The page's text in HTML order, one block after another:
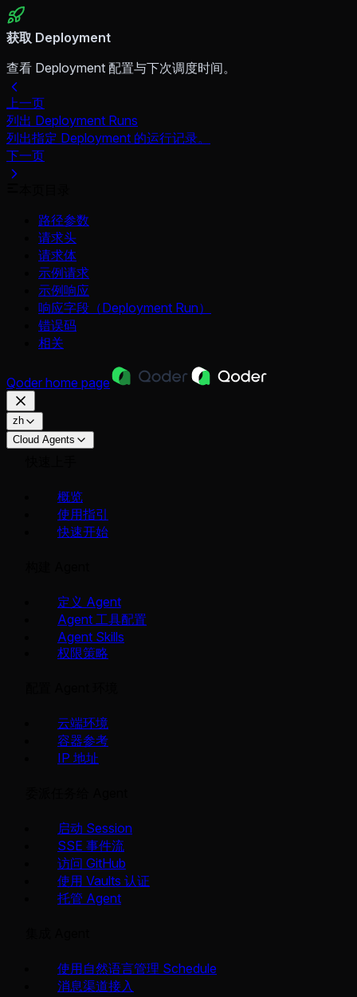
获取 Deployment
查看 Deployment 配置与下次调度时间。
上一页
列出 Deployment Runs
列出指定 Deployment 的运行记录。
下一页
路径参数
请求头
请求体
示例请求
示例响应
响应字段（Deployment Run）
错误码
相关
Qoder home page
zh
Cloud Agents
概览
使用指引
快速开始
定义 Agent
Agent 工具配置
Agent Skills
权限策略
云端环境
容器参考
IP 地址
启动 Session
SSE 事件流
访问 GitHub
使用 Vaults 认证
托管 Agent
使用自然语言管理 Schedule
消息渠道接入